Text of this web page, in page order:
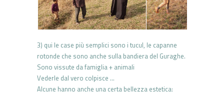
3) qui le case più semplici sono i tucul, le capanne
rotonde che sono anche sulla bandiera del Guraghe.
Sono vissute da famiglia + animali
Vederle dal vero colpisce …
Alcune hanno anche una certa bellezza estetica: